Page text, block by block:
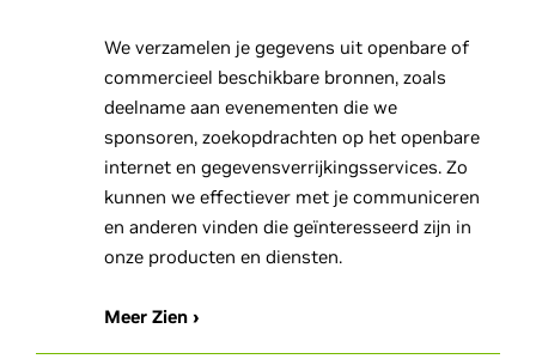
We verzamelen je gegevens uit openbare of
commercieel beschikbare bronnen, zoals
deelname aan evenementen die we
sponsoren, zoekopdrachten op het openbare
internet en gegevensverrijkingsservices. Zo
kunnen we effectiever met je communiceren
en anderen vinden die geïnteresseerd zijn in
onze producten en diensten.
Meer Zien ›